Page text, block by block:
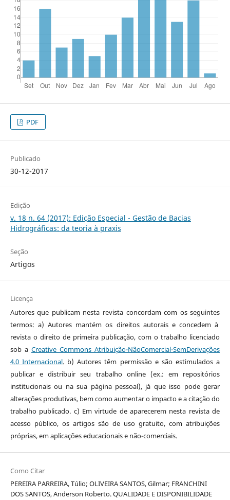
PDF
Publicado
30-12-2017
Edição
v. 18 n. 64 (2017): Edição Especial - Gestão de Bacias
Hidrográficas: da teoria à praxis
Seção
Artigos
Licença
Autores que publicam nesta revista concordam com os seguintes
termos: a) Autores mantém os direitos autorais e concedem à
revista o direito de primeira publicação, com o trabalho licenciado
sob a Creative Commons Atribuição-NãoComercial-SemDerivações
4.0 Internacional. b) Autores têm permissão e são estimulados a
publicar e distribuir seu trabalho online (ex.: em repositórios
institucionais ou na sua página pessoal), já que isso pode gerar
alterações produtivas, bem como aumentar o impacto e a citação do
trabalho publicado. c) Em virtude de aparecerem nesta revista de
acesso público, os artigos são de uso gratuito, com atribuições
próprias, em aplicações educacionais e não-comerciais.
Como Citar
PEREIRA PARREIRA, Túlio; OLIVEIRA SANTOS, Gilmar; FRANCHINI
DOS SANTOS, Anderson Roberto. QUALIDADE E DISPONIBILIDADE